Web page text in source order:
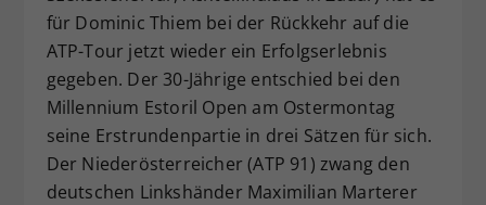
für Dominic Thiem bei der Rückkehr auf die
ATP-Tour jetzt wieder ein Erfolgserlebnis
gegeben. Der 30-Jährige entschied bei den
Millennium Estoril Open am Ostermontag
seine Erstrundenpartie in drei Sätzen für sich.
Der Niederösterreicher (ATP 91) zwang den
deutschen Linkshänder Maximilian Marterer
Zweck
Dieser Wert speichert Ihre Consent-
Einstellungen. Unter anderem eine
zufällig generierte ID, für die
historische Speicherung Ihrer
vorgenommen Einstellungen, falls der
Webseiten-Betreiber dies eingestellt
hat.